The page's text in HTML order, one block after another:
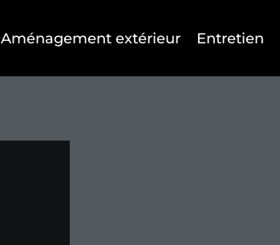
Aménagement extérieur Entretien